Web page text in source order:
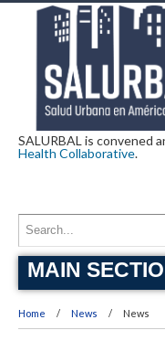
SALURBAL is convened
Health Collaborative.
MAIN
Home News News